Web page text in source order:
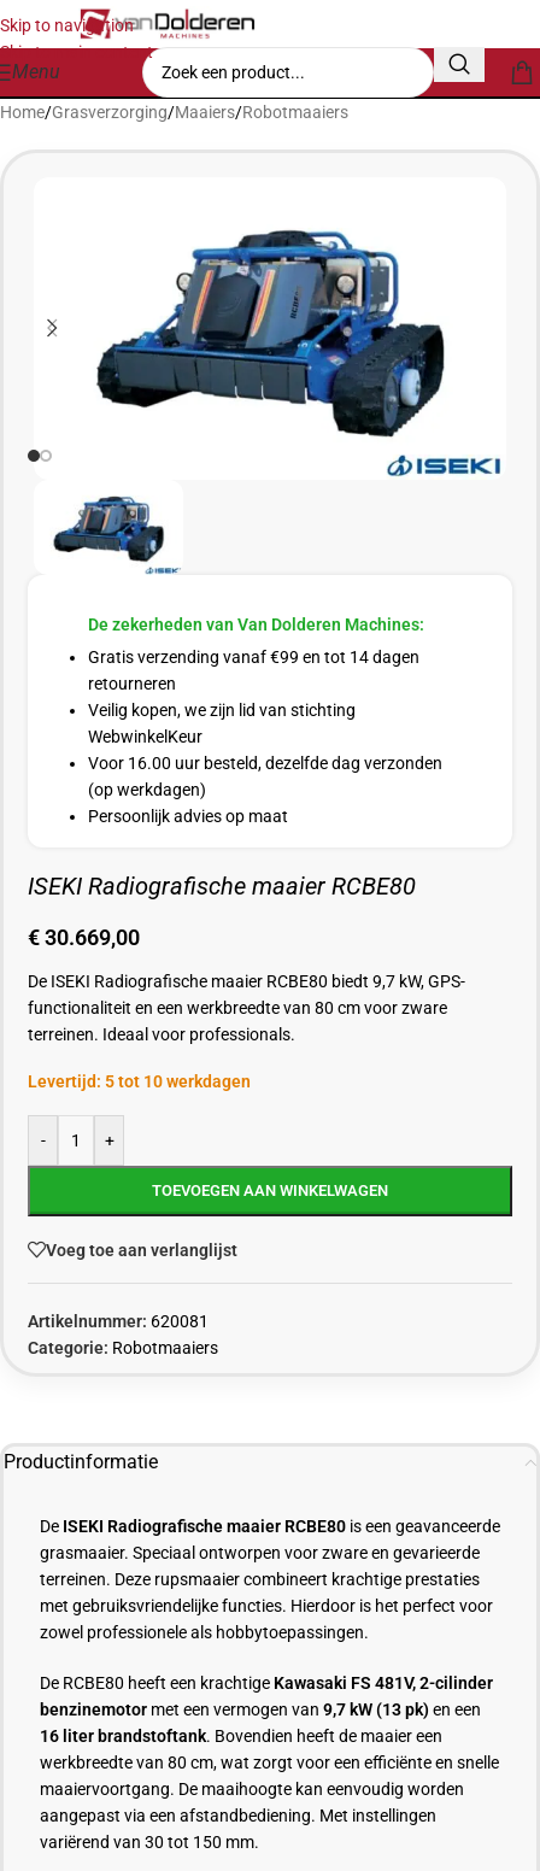
Skip to navigation
Skip to main content
Menu
Home/Grasverzorging/Maaiers/Robotmaaiers
De zekerheden van Van Dolderen Machines:
Gratis verzending vanaf €99 en tot 14 dagen
retourneren
Veilig kopen, we zijn lid van stichting
WebwinkelKeur
Voor 16.00 uur besteld, dezelfde dag verzonden
(op werkdagen)
Persoonlijk advies op maat
ISEKI Radiografische maaier RCBE80
€30.669,00
De ISEKI Radiografische maaier RCBE80 biedt 9,7 kW, GPS-
functionaliteit en een werkbreedte van 80 cm voor zware
terreinen. Ideaal voor professionals.
Levertijd: 5 tot 10 werkdagen
- +
TOEVOEGEN AAN WINKELWAGEN
Voeg toe aan verlanglijst
Artikelnummer: 620081
Categorie: Robotmaaiers
Productinformatie
De ISEKI Radiografische maaier RCBE80 is een geavanceerde
grasmaaier. Speciaal ontworpen voor zware en gevarieerde
terreinen. Deze rupsmaaier combineert krachtige prestaties
met gebruiksvriendelijke functies. Hierdoor is het perfect voor
zowel professionele als hobbytoepassingen.
De RCBE80 heeft een krachtige Kawasaki FS 481V, 2-cilinder
benzinemotor met een vermogen van 9,7 kW (13 pk) en een
16 liter brandstoftank. Bovendien heeft de maaier een
werkbreedte van 80 cm, wat zorgt voor een efficiënte en snelle
maaiervoortgang. De maaihoogte kan eenvoudig worden
aangepast via een afstandbediening. Met instellingen
variërend van 30 tot 150 mm.